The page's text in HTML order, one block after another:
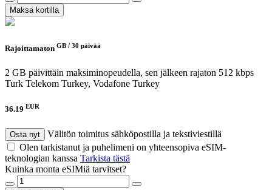
Maksa kortilla
Rajoittamaton GB / 30 päivää
2 GB päivittäin maksiminopeudella, sen jälkeen rajaton 512 kbps
Turk Telekom Turkey, Vodafone Turkey
36.19 EUR
Osta nyt
Välitön toimitus sähköpostilla ja tekstiviestillä
Olen tarkistanut ja puhelimeni on yhteensopiva eSIM-
teknologian kanssa Tarkista tästä
Kuinka monta eSIMiä tarvitset?